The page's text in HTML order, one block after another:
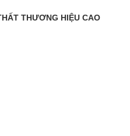
THƯƠNG HIỆU CAO